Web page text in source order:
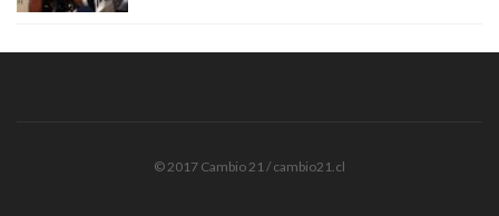
© 2017 Cambio 21 / cambio21.cl